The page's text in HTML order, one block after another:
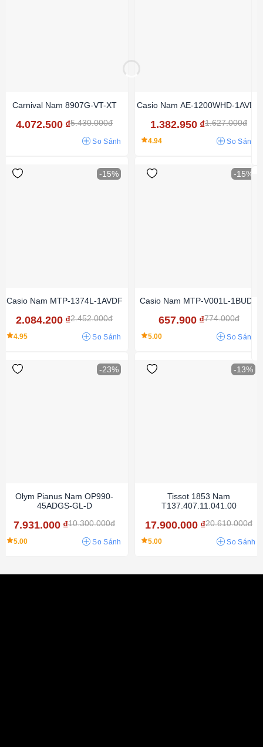
Carnival Nam 8907G-VT-XT
4.072.500 ₫5.430.000đ
So Sánh
Casio Nam AE-1200WHD-1AVDF
1.382.950 ₫1.627.000đ
4.94 So Sánh
-15%
Casio Nam MTP-1374L-1AVDF
2.084.200 ₫2.452.000đ
4.95 So Sánh
-15%
Casio Nam MTP-V001L-1BUDF
657.900 ₫774.000đ
5.00 So Sánh
-23%
Olym Pianus Nam OP990-
45ADGS-GL-D
7.931.000 ₫10.300.000đ
5.00 So Sánh
-13%
Tissot 1853 Nam
T137.407.11.041.00
17.900.000 ₫20.610.000đ
5.00 So Sánh